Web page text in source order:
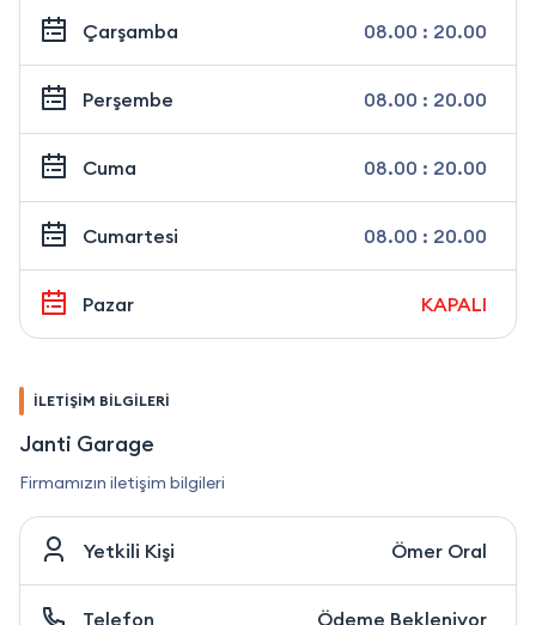
Çarşamba 08.00 : 20.00
Perşembe 08.00 : 20.00
Cuma 08.00 : 20.00
Cumartesi 08.00 : 20.00
Pazar KAPALI
İLETİŞİM BİLGİLERİ
Janti Garage
Firmamızın iletişim bilgileri
Yetkili Kişi Ömer Oral
Telefon Ödeme Bekleniyor